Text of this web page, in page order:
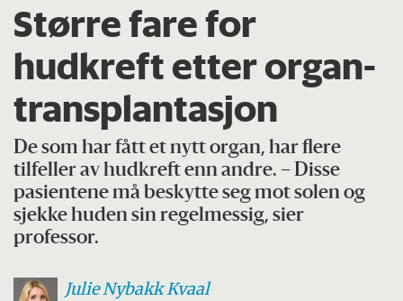
Større fare for
hudkreft etter organ­
transplantasjon
De som har fått et nytt organ, har flere
tilfeller av hudkreft enn andre. – Disse
pasientene må beskytte seg mot solen og
sjekke huden sin regelmessig, sier
professor.
Julie NybakkKvaal